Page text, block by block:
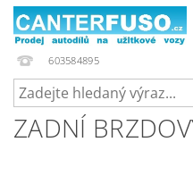
603584895
ZADNÍ